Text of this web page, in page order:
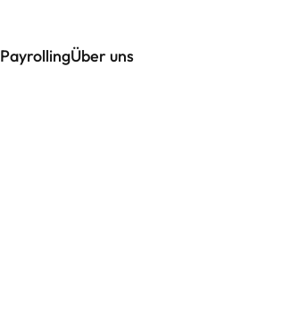
PayrollingÜber uns